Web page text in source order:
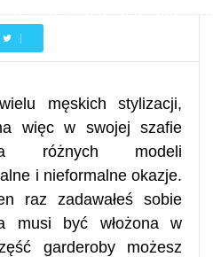
męskich stylizacji,
więc w swojej szafie
różnych modeli
i nieformalne okazje.
raz zadawałeś sobie
musi być włożona w
garderoby możesz